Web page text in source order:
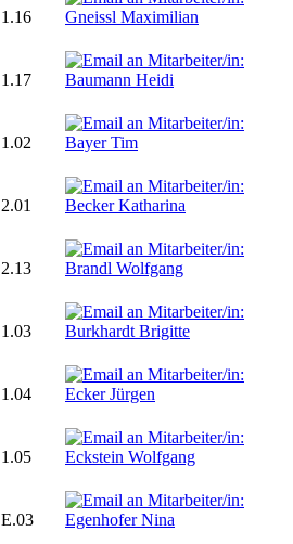
1.16
1.17
1.02
2.01
2.13
1.03
1.04
1.05
E.03